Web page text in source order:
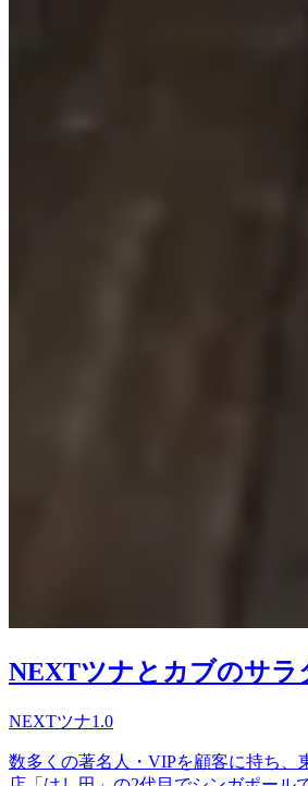
NEXTツナとカブのサラ
NEXTツナ1.0
数多くの著名人・VIPを顧客に持ち、